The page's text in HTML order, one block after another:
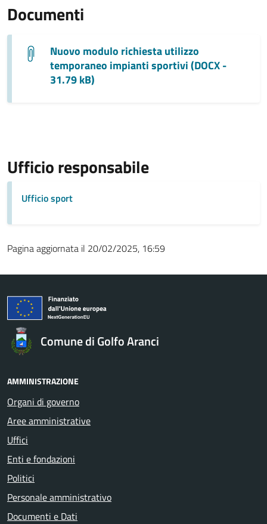
Documenti
Nuovo modulo richiesta utilizzo
temporaneo impianti sportivi (DOCX -
31.79 kB)
Ufficio responsabile
Ufficio sport
Pagina aggiornata il 20/02/2025, 16:59
Comune di Golfo Aranci
AMMINISTRAZIONE
Organi di governo
Aree amministrative
Uffici
Enti e fondazioni
Politici
Personale amministrativo
Documenti e Dati